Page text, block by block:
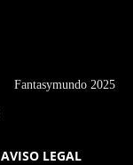
Fantasymundo 2025
AVISO LEGAL